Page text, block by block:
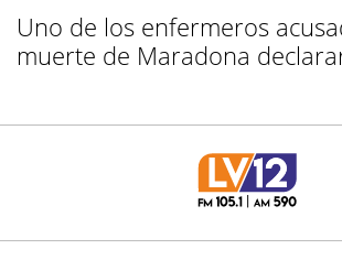
Uno de los enfermeros
muerte de Maradona